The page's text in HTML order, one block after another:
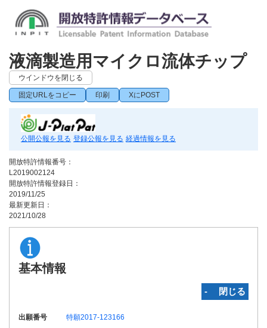
液滴製造用マイクロ流体チップ
ウインドウを閉じる
固定URLをコピー 印刷 XにPOST
公開公報を見る 登録公報を見る 経過情報を見る
開放特許情報番号：
L2019002124
開放特許情報登録日：
2019/11/25
最新更新日：
2021/10/28
基本情報
‐ 閉じる
出願番号
特願2017-123166